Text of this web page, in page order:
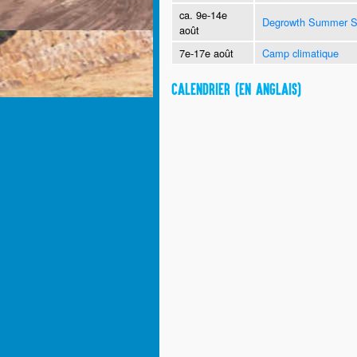
ca. 9e-14e
août
Degrowth Summer
7e-17e août Camp climatique
CALENDRIER (EN ANGLAIS)